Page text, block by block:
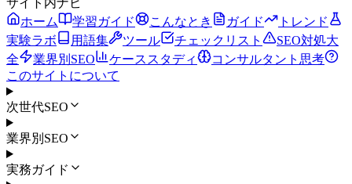
サイト内ナビ
ホーム
学習ガイド こんなとき ガイド
トレンド
実験ラボ
用語集 ツール チェックリスト
SEO対処大
全
業界別SEO ケーススタディ
コンサルタント思考
このサイトについて
次世代SEO
業界別SEO
実務ガイド